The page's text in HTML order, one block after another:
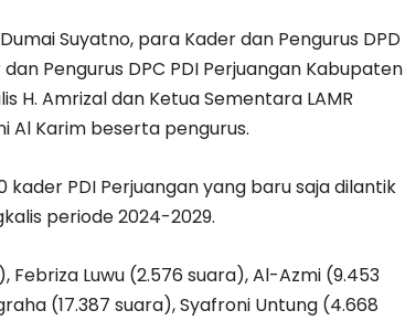
Suyatno, para Kader dan Pengurus DPD
Pengurus DPC PDI Perjuangan Kabupaten
H. Amrizal dan Ketua Sementara LAMR
Al Karim beserta pengurus.
PDI Perjuangan yang baru saja dilantik
periode 2024-2029.
Febriza Luwu (2.576 suara), Al-Azmi (9.453
(17.387 suara), Syafroni Untung (4.668